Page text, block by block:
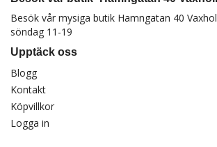
Besök vår mysiga butik Hamngatan 40
söndag 11-19
Upptäck oss
Blogg
Kontakt
Köpvillkor
Logga in